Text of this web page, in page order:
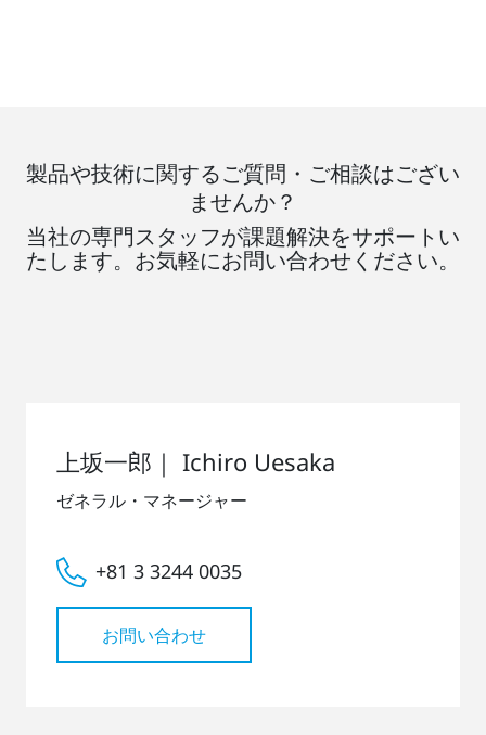
製品や技術に関するご質問・ご相談はござい
ませんか？
当社の専門スタッフが課題解決をサポートい
たします。お気軽にお問い合わせください。
上坂一郎｜ Ichiro Uesaka
ゼネラル・マネージャー
+81 3 3244 0035
お問い合わせ